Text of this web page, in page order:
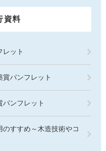
資料
レット
パンフレット
ンフレット
すすめ～木造技術やコ